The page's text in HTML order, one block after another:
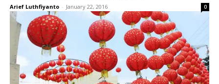
Arief Luthfiyanto - January 22, 2016 0